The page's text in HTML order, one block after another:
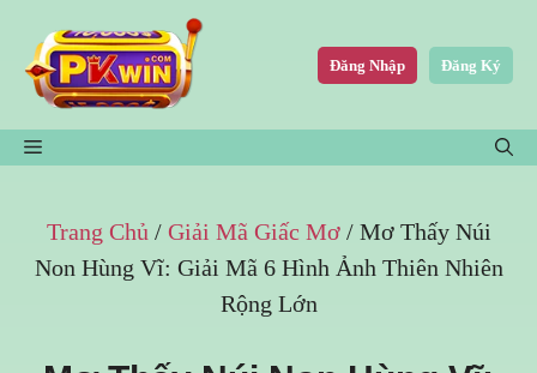
dung
Đăng Nhập Đăng Ký
MENU
Trang Chủ/ Giải Mã Giấc Mơ/ Mơ Thấy Núi
Non Hùng Vĩ: Giải Mã 6 Hình Ảnh Thiên Nhiên
Rộng Lớn